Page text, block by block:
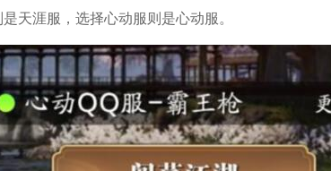
天涯服，选择心动服则是心动服。